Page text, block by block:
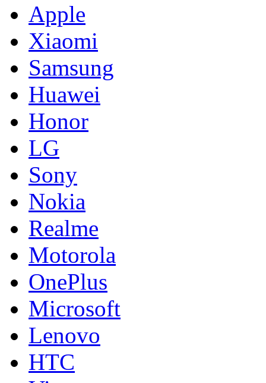
Apple
Xiaomi
Samsung
Huawei
Honor
LG
Sony
Nokia
Realme
Motorola
OnePlus
Microsoft
Lenovo
HTC